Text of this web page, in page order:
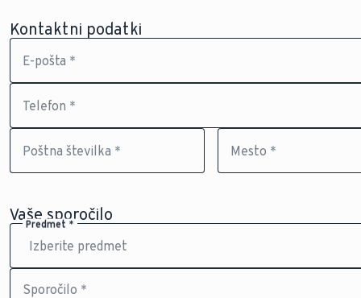
Kontaktni podatki
E-pošta *
Telefon *
Poštna številka * Mesto *
Vaše sporočilo
Predmet *
Sporočilo *